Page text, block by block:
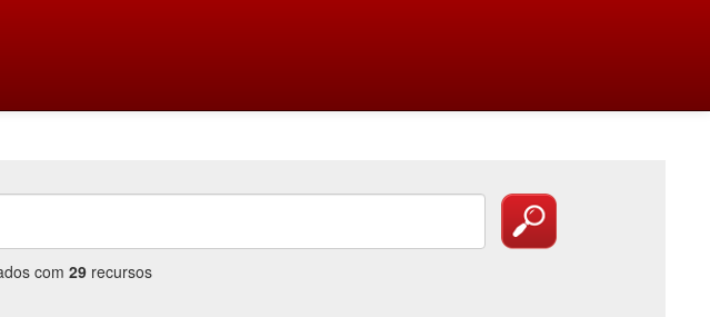
com 29 recursos